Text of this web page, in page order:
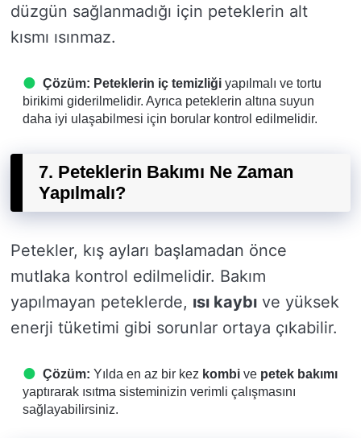
düzgün sağlanmadığı için peteklerin alt
kısmı ısınmaz.
Çözüm: Peteklerin iç temizliği yapılmalı ve tortu
birikimi giderilmelidir. Ayrıca peteklerin altına suyun
daha iyi ulaşabilmesi için borular kontrol edilmelidir.
7. Peteklerin Bakımı Ne Zaman
Yapılmalı?
Petekler, kış ayları başlamadan önce
mutlaka kontrol edilmelidir. Bakım
yapılmayan peteklerde, ısı kaybı ve yüksek
enerji tüketimi gibi sorunlar ortaya çıkabilir.
Çözüm: Yılda en az bir kez kombi ve petek bakımı
yaptırarak ısıtma sisteminizin verimli çalışmasını
sağlayabilirsiniz.